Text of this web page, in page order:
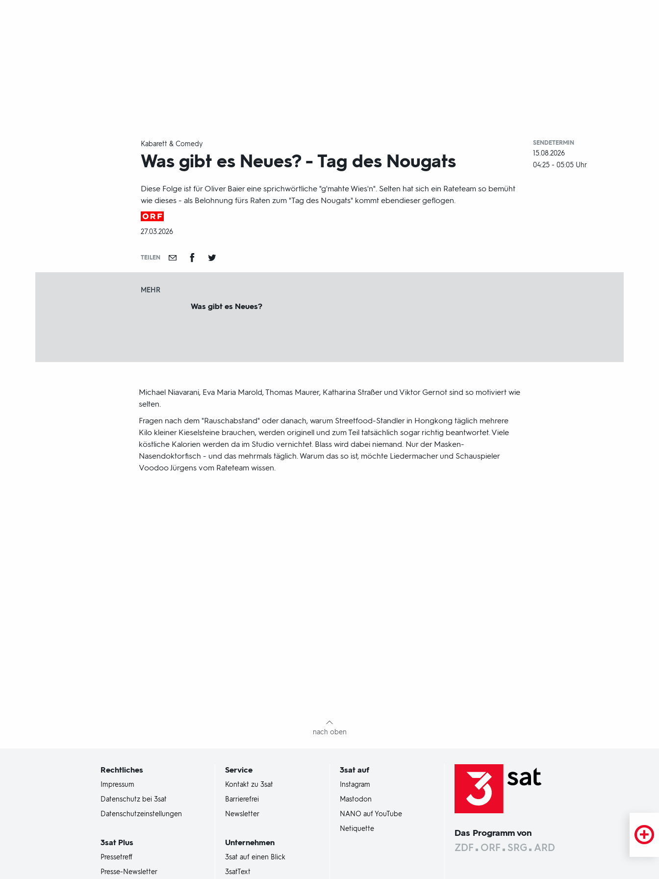
Kabarett & Comedy
Was gibt es Neues? - Tag des Nougats
Diese Folge ist für Oliver Baier eine sprichwörtliche "g'mahte Wies'n". Selten hat sich ein Rateteam so bemüht
wie dieses - als Belohnung fürs Raten zum "Tag des Nougats" kommt ebendieser geflogen.
Produktionsland
und
DATUM:
27.03.2026
TEILEN
SENDETERMIN
15.08.2026
04:25 - 05:05 Uhr
MEHR
Was gibt es Neues?
Michael Niavarani, Eva Maria Marold, Thomas Maurer, Katharina Straßer und Viktor Gernot sind so motiviert wie
selten.
Fragen nach dem "Rauschabstand" oder danach, warum Streetfood-Standler in Hongkong täglich mehrere
Kilo kleiner Kieselsteine brauchen, werden originell und zum Teil tatsächlich sogar richtig beantwortet. Viele
köstliche Kalorien werden da im Studio vernichtet. Blass wird dabei niemand. Nur der Masken-
Nasendoktorfisch - und das mehrmals täglich. Warum das so ist, möchte Liedermacher und Schauspieler
Voodoo Jürgens vom Rateteam wissen.
nach oben
Rechtliches
Impressum
Datenschutz bei 3sat
Datenschutzeinstellungen
3satPlus
Pressetreff
Presse-Newsletter
Service
Kontakt zu 3sat
Barrierefrei
Newsletter
Unternehmen
3sat auf einen Blick
3satText
3sat auf
Instagram
Mastodon
NANO auf YouTube
Netiquette
Das Programm von
ZDF ORF SRG ARD